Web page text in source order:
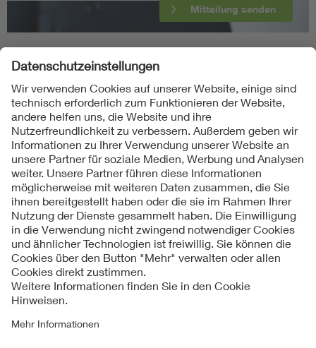
Mitteilung senden
Folgen Sie uns
Kontakt
Impressum
Datenschutzinformationen
Cookie Hinweise
Compliance